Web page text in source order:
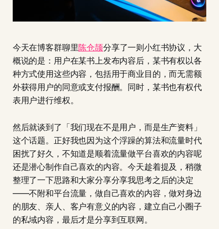
今天在博客群聊里陈仓颉分享了一则小红书协议，大
概说的是：用户在某书上发布内容后，某书有权以各
种方式使用这些内容，包括用于商业目的，而无需额
外获得用户的同意或支付报酬。同时，某书也有权代
表用户进行维权。
然后就谈到了「我们现在不是用户，而是生产资料」
这个话题。正好我也因为这个浮躁的算法和流量时代
困扰了好久，不知道是顺着流量做平台喜欢的内容呢
还是潜心制作自己喜欢的内容。今天趁着提及，稍微
整理了一下思路和大家分享分享我思考之后的决定
——不附和平台流量，做自己喜欢的内容，做对身边
的朋友、亲人、客户有意义的内容，建立自己小圈子
的私域内容，最后才是分享到互联网。